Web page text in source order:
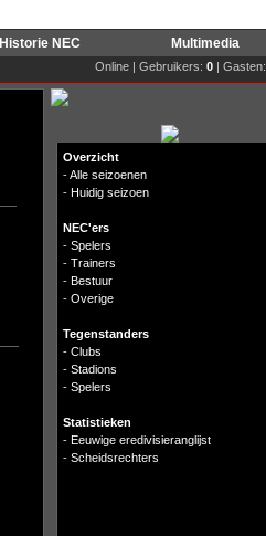
Historie NEC Multimedia
Online | Gebruikers: 0 | Gasten:
Overzicht
-Alle seizoenen
- Huidig seizoen
NEC'ers
- Spelers
- Trainers
- Bestuur
- Overige
Tegenstanders
- Clubs
- Stadions
- Spelers
Statistieken
- Eeuwige eredivisieranglijst
- Scheidsrechters